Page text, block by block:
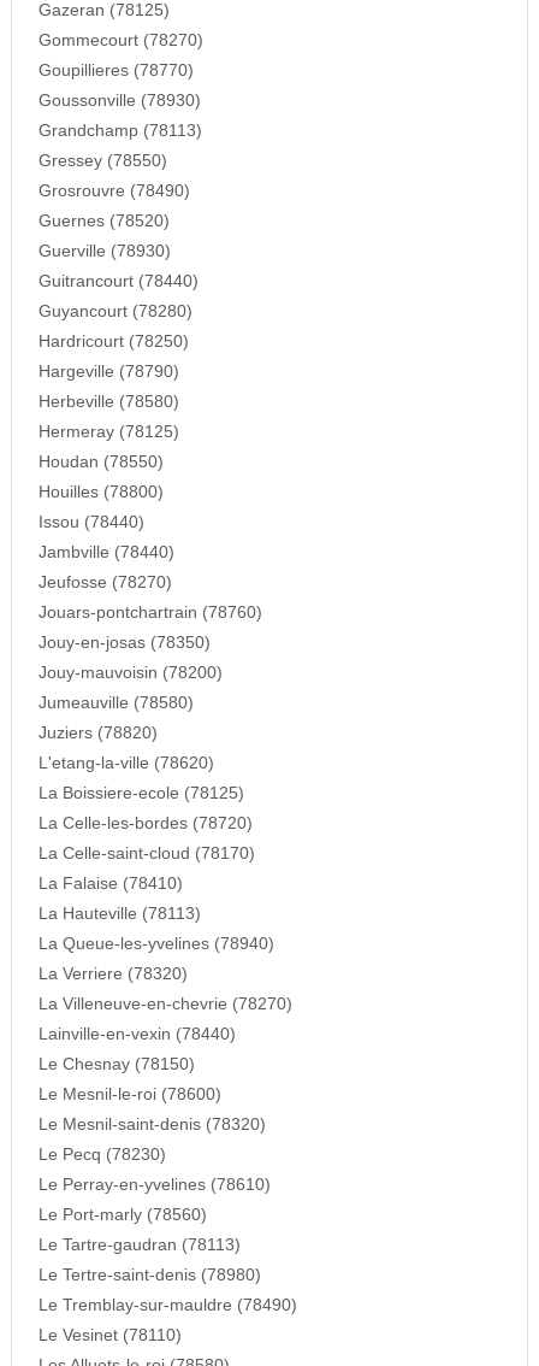
Gazeran (78125)
Gommecourt (78270)
Goupillieres (78770)
Goussonville (78930)
Grandchamp (78113)
Gressey (78550)
Grosrouvre (78490)
Guernes (78520)
Guerville (78930)
Guitrancourt (78440)
Guyancourt (78280)
Hardricourt (78250)
Hargeville (78790)
Herbeville (78580)
Hermeray (78125)
Houdan (78550)
Houilles (78800)
Issou (78440)
Jambville (78440)
Jeufosse (78270)
Jouars-pontchartrain (78760)
Jouy-en-josas (78350)
Jouy-mauvoisin (78200)
Jumeauville (78580)
Juziers (78820)
L'etang-la-ville (78620)
La Boissiere-ecole (78125)
La Celle-les-bordes (78720)
La Celle-saint-cloud (78170)
La Falaise (78410)
La Hauteville (78113)
La Queue-les-yvelines (78940)
La Verriere (78320)
La Villeneuve-en-chevrie (78270)
Lainville-en-vexin (78440)
Le Chesnay (78150)
Le Mesnil-le-roi (78600)
Le Mesnil-saint-denis (78320)
Le Pecq (78230)
Le Perray-en-yvelines (78610)
Le Port-marly (78560)
Le Tartre-gaudran (78113)
Le Tertre-saint-denis (78980)
Le Tremblay-sur-mauldre (78490)
Le Vesinet (78110)